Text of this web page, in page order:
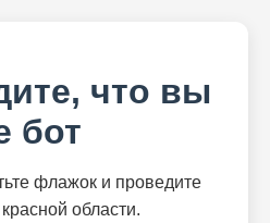
что вы
бот
флажок и проведите
области.